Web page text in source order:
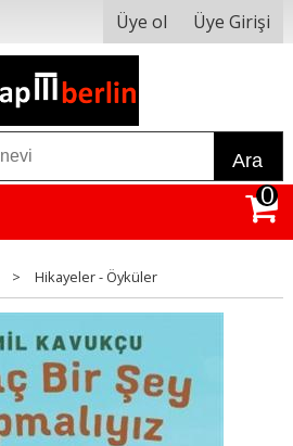
Üye ol Üye Girişi
Ara
0
> Hikayeler - Öyküler